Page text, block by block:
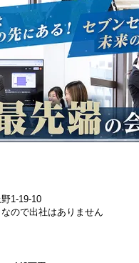
で、以前より成長スピードが
の良い職場だと感じています。
1-19-10
ので出社はありません